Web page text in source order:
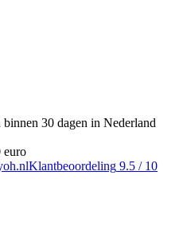
binnen 30 dagen in Nederland
euro
Klantbeoordeling 9.5 / 10